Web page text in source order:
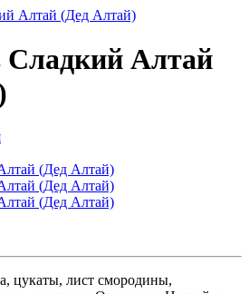
Алтай (Дед Алтай)
Сладкий Алтай
цукаты, лист смородины,